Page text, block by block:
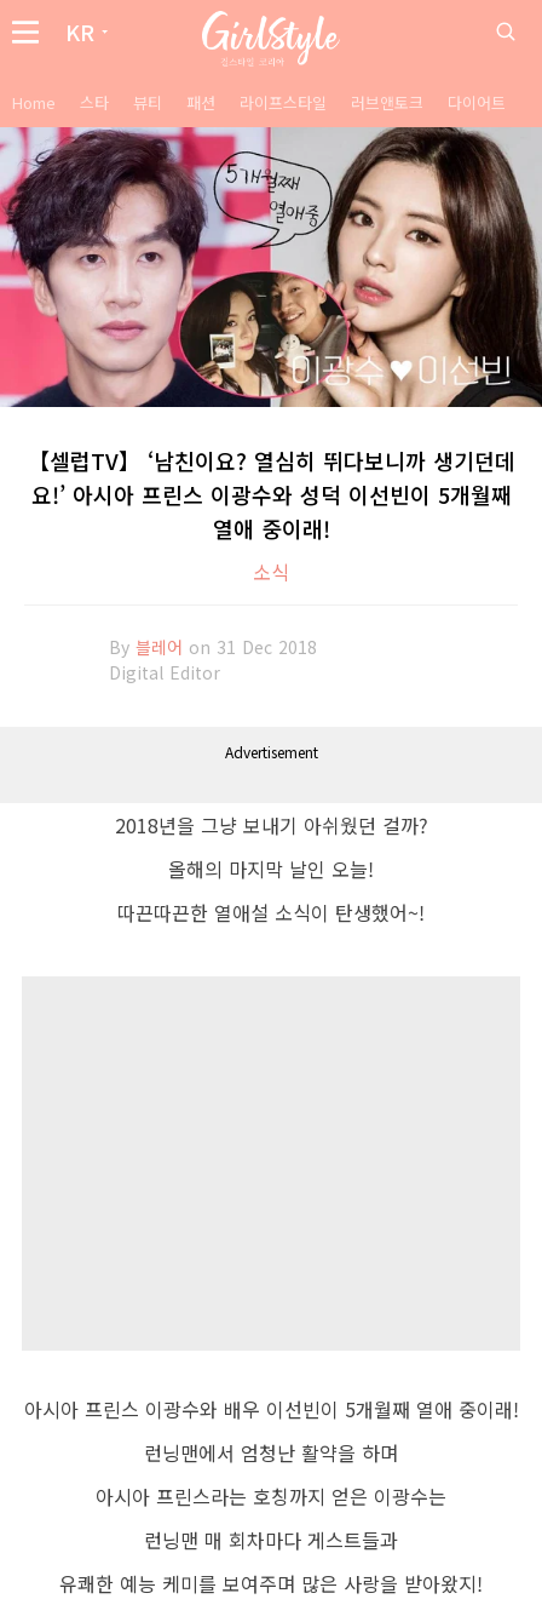
KR
Home 스타 뷰티 패션 라이프스타일 러브앤토크 다이어트
【셀럽TV】 ‘남친이요? 열심히 뛰다보니까 생기던데
요!’ 아시아 프린스 이광수와 성덕 이선빈이 5개월째
열애 중이래!
소식
By 블레어 on 31 Dec 2018
Digital Editor
Advertisement
2018년을 그냥 보내기 아쉬웠던 걸까?
올해의 마지막 날인 오늘!
따끈따끈한 열애설 소식이 탄생했어~!
아시아 프린스 이광수와 배우 이선빈이 5개월째 열애 중이래!
런닝맨에서 엄청난 활약을 하며
아시아 프린스라는 호칭까지 얻은 이광수는
런닝맨 매 회차마다 게스트들과
유쾌한 예능 케미를 보여주며 많은 사랑을 받아왔지!